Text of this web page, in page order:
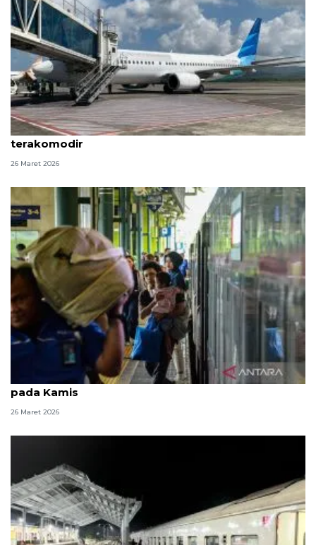
Garuda pastikan penumpang arus balik di Aceh
terakomodir
26 Maret 2026
52 ribu orang tiba di Jakarta gunakan kereta api
pada Kamis
26 Maret 2026